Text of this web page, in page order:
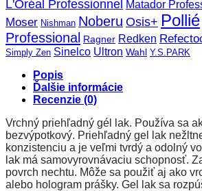
L'Oréal Professionnel Matador
Moser Nishman Noberu Osis+ Pollié
Professional Ragner Redken
Simply Zen Sinelco Ultron Wahl Y.S.PARK
Popis
Ďalšie informácie
Recenzie (0)
Vrchný priehľadný gél lak. Používa sa
bezvýpotkový. Priehľadný gel lak
konzistenciu a je veľmi tvrdý a odolný
lak má samovyrovnávaciu schopnosť.
povrch nechtu. Môže sa použiť aj ako
alebo hologram prášky. Gel lak sa